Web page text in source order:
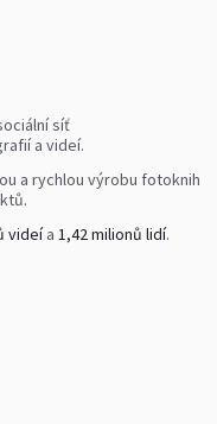
síť
a videí.
a rychlou výrobu fotoknih
videía 1,42 milionů lidí.